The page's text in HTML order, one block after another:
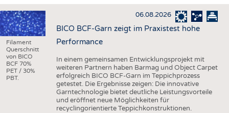
HAUS- UND HEIMTEXTILIEN
BEKLEIDUNG
TESTS
BUSINESS
UNTERNEHMEN
AUSSCHREIBUNGEN
DTV AUSSCHREIBUNGSDIENST
STATISTICS
Filament
Querschnitt
von BICO
BCF 70%
PET / 30%
PBT.
06.08.2026
BICO BCF-Garn zeigt im Praxistest hohe
Performance
In einem gemeinsamen Entwicklungsprojekt mit
weiteren Partnern haben Barmag und Object Carpet
erfolgreich BICO BCF-Garn im Teppichprozess
getestet. Die Ergebnisse zeigen: Die innovative
Garntechnologie bietet deutliche Leistungsvorteile
und eröffnet neue Möglichkeiten für
recyclingorientierte Teppichkonstruktionen.